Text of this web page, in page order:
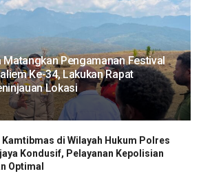
Pengamanan Festival
Ke-34, Lakukan Rapat
Lokasi
di Wilayah Hukum Polres
Kondusif, Pelayanan Kepolisian
Optimal